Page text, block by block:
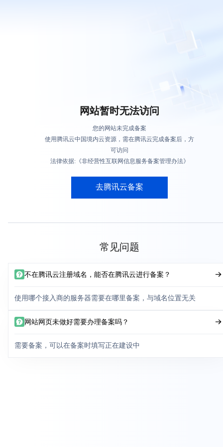
网站暂时无法访问
您的网站未完成备案
使用腾讯云中国境内云资源，需在腾讯云完成备案后，方
可访问
法律依据:《非经营性互联网信息服务备案管理办法》
去腾讯云备案
常见问题
不在腾讯云注册域名，能否在腾讯云进行备案？
使用哪个接入商的服务器需要在哪里备案，与域名位置无关
网站网页未做好需要办理备案吗？
需要备案，可以在备案时填写正在建设中